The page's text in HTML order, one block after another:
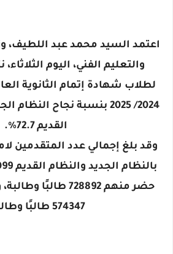
اعتمد السيد محمد عبد اللطيف،
والتعليم الفني، اليوم الثلاثاء،
لطلاب شهادة إتمام الثانوية
القديم 72.7%.
وقد بلغ إجمالي عدد المتقدمين
حضر منهم 728892
574347 طالبًا وطالبة.